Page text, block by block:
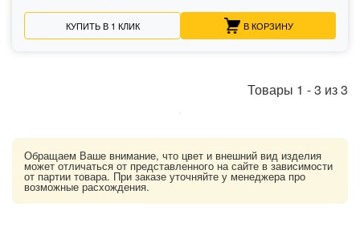
КУПИТЬ В 1 КЛИК В КОРЗИНУ
Товары 1 -3 из3
Обращаем Ваше внимание, что цвет и внешний вид изделия
может отличаться от представленного на сайте в зависимости
от партии товара. При заказе уточняйте у менеджера про
возможные расхождения.